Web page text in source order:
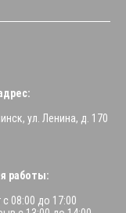
ул. Ленина, д. 170
работы:
с 08:00 до 17:00